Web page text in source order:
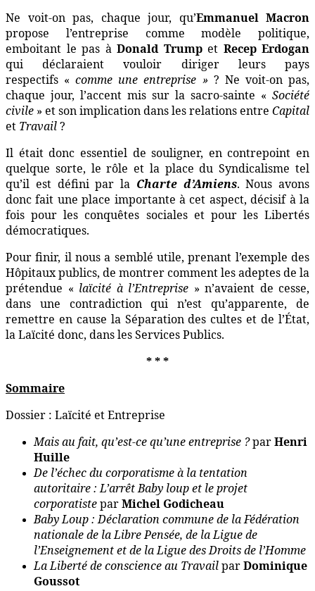
Ne voit-on pas, chaque jour, qu’Emmanuel Macron
propose l’entreprise comme modèle politique,
emboitant le pas à Donald Trumpet Recep Erdogan
qui déclaraient vouloir diriger leurs pays
respectifs «comme une entreprise »? Ne voit-on pas,
chaque jour, l’accent mis sur la sacro-sainte « Société
civile » et son implication dans les relations entre Capital
et Travail?
Il était donc essentiel de souligner, en contrepoint en
quelque sorte, le rôle et la place du Syndicalisme tel
qu’il est défini par la Charte d’Amiens. Nous avons
donc fait une place importante à cet aspect, décisif à la
fois pour les conquêtes sociales et pour les Libertés
démocratiques.
Pour finir, il nous a semblé utile, prenant l’exemple des
Hôpitaux publics, de montrer comment les adeptes de la
prétendue « laïcité à l’Entreprise » n’avaient de cesse,
dans une contradiction qui n’est qu’apparente, de
remettre en cause la Séparation des cultes et de l’État,
la Laïcité donc, dans les Services Publics.
* * *
Sommaire
Dossier : Laïcité et Entreprise
Mais au fait, qu’est-ce qu’une entreprise ?parHenri
Huille
De l’échec du corporatisme à la tentation
autoritaire : L’arrêt Baby loup et le projet
corporatisteparMichel Godicheau
Baby Loup : Déclaration commune de la Fédération
nationale de la Libre Pensée, de la Ligue de
l’Enseignement et de la Ligue des Droits de l’Homme
La Liberté de conscience au TravailparDominique
Goussot